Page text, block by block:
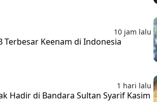
10 jam lalu
Terbesar Keenam di Indonesia
1 hari lalu
Hadir di Bandara Sultan Syarif Kasim